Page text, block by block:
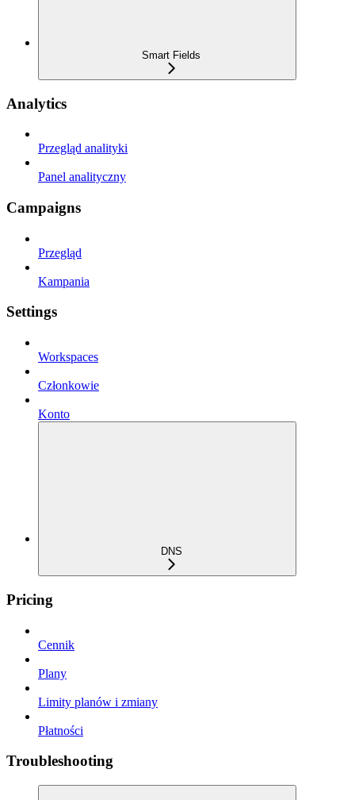
Smart Fields
Analytics
Przegląd analityki
Panel analityczny
Campaigns
Przegląd
Kampania
Settings
Workspaces
Członkowie
Konto
DNS
Pricing
Cennik
Plany
Limity planów i zmiany
Płatności
Troubleshooting